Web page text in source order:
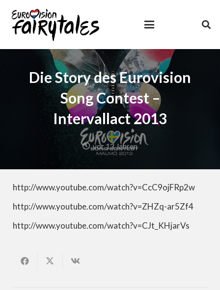
Die Story des Eurovision
Song Contest –
Intervallact 2013
vor 13 Jahren
http://www.youtube.com/watch?v=CcC9ojFRp2w
http://www.youtube.com/watch?v=ZHZq-ar5Zf4
http://www.youtube.com/watch?v=CJt_KHjarVs